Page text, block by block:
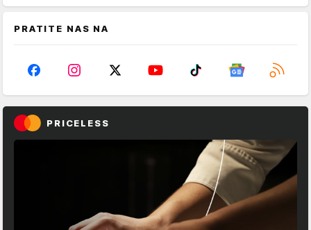
PRATITE NAS NA
PRICELESS